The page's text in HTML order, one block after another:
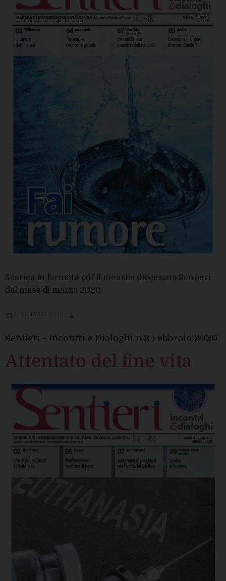
Scarica in formato pdf il mensile diocesano Sentieri
del mese di marzo 2020.
Sentieri - Incontri e Dialoghi n.2 Febbraio 2020
Attentato del fine vita